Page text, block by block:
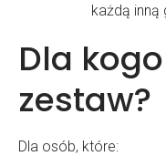
każdą inną
Dla
zestaw?
Dla osób, które: